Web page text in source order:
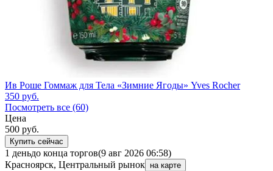
Ив Роше Гоммаж для Тела «Зимние Ягоды» Yves Rocher
350 руб.
Посмотреть все (60)
Цена
500 руб.
Купить сейчас
1 деньдо конца торгов(9 авг 2026 06:58)
Красноярск, Центральный рынок на карте